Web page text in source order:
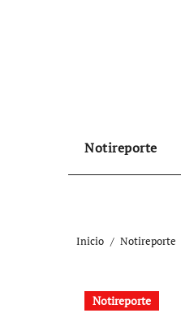
Notireporte
Inicio Notireporte
Notireporte